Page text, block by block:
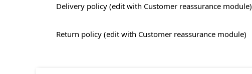
Delivery policy (edit with Customer reassurance module)
Return policy (edit with Customer reassurance module)